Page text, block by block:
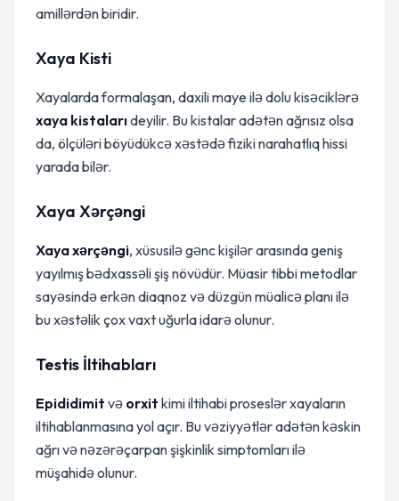
amillərdən biridir.
Xaya Kisti
Xayalarda formalaşan, daxili maye ilə dolu kisəciklərə
xaya kistalarıdeyilir. Bu kistalar adətən ağrısız olsa
da, ölçüləri böyüdükcə xəstədə fiziki narahatlıq hissi
yarada bilər.
Xaya Xərçəngi
Xaya xərçəngi, xüsusilə gənc kişilər arasında geniş
yayılmış bədxassəli şiş növüdür. Müasir tibbi metodlar
sayəsində erkən diaqnoz və düzgün müalicə planı ilə
bu xəstəlik çox vaxt uğurla idarə olunur.
Testis İltihabları
Epididimit və orxit kimi iltihabi proseslər xayaların
iltihablanmasına yol açır. Bu vəziyyətlər adətən kəskin
ağrı və nəzərəçarpan şişkinlik simptomları ilə
müşahidə olunur.